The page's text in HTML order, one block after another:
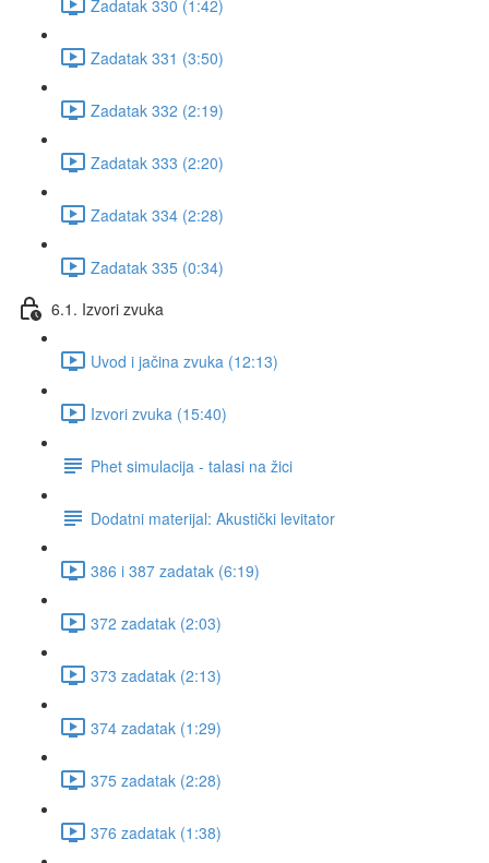
Zadatak 330 (1:42)
Zadatak 331 (3:50)
Zadatak 332 (2:19)
Zadatak 333 (2:20)
Zadatak 334 (2:28)
Zadatak 335 (0:34)
6.1. Izvori zvuka
Uvod i jačina zvuka (12:13)
Izvori zvuka (15:40)
Phet simulacija - talasi na žici
Dodatni materijal: Akustički levitator
386 i 387 zadatak (6:19)
372 zadatak (2:03)
373 zadatak (2:13)
374 zadatak (1:29)
375 zadatak (2:28)
376 zadatak (1:38)